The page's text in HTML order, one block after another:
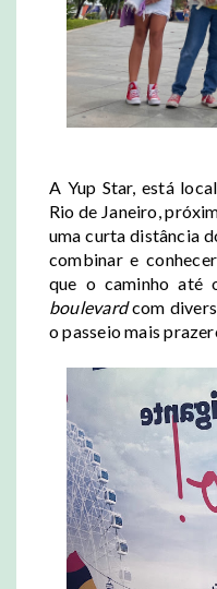
A Yup Star, está
Rio de Janeiro,
uma curta distância
combinar e
que o caminho até
boulevardcom
o passeio mais